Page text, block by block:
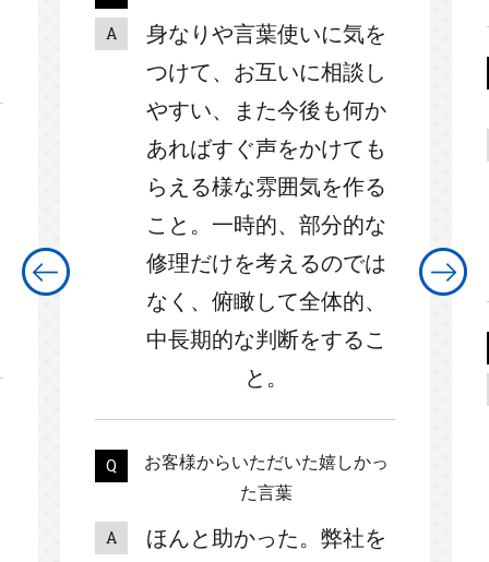
身なりや言葉使いに気を
つけて、お互いに相談し
やすい、また今後も何か
あればすぐ声をかけても
らえる様な雰囲気を作る
こと。一時的、部分的な
修理だけを考えるのでは
なく、俯瞰して全体的、
中長期的な判断をするこ
と。
お客様からいただいた嬉しかっ
た言葉
ほんと助かった。弊社を